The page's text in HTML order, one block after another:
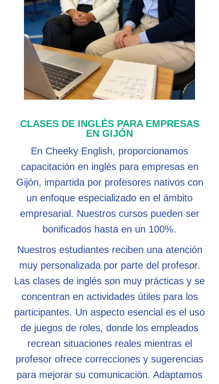
CLASES DE INGLÉS PARA EMPRESAS
EN GIJÓN
En Cheeky English, proporcionamos
capacitación en inglés para empresas en
Gijón, impartida por profesores nativos con
un enfoque especializado en el ámbito
empresarial. Nuestros cursos pueden ser
bonificados hasta en un 100%.
Nuestros estudiantes reciben una atención
muy personalizada por parte del profesor.
Las clases de inglés son muy prácticas y se
concentran en actividades útiles para los
participantes. Un aspecto esencial es el uso
de juegos de roles, donde los empleados
recrean situaciones reales mientras el
profesor ofrece correcciones y sugerencias
para mejorar su comunicación. Adaptamos